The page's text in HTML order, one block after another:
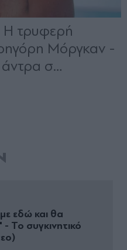
εδώ και θα
- Το συγκινητικό